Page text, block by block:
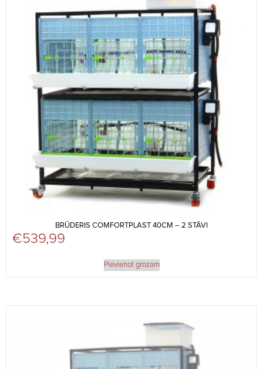
BRŪDERIS COMFORTPLAST 40CM – 2 STĀVI
€539,99
Pievienot grozam